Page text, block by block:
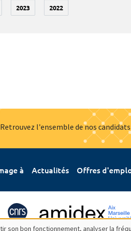
2023 2022
Retrouvez l'ensemble de nos
à Actualités Offres
son bon fonctionnement, analyser la